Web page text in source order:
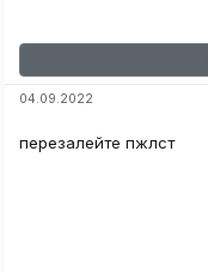
04.09.2022
перезалейте пжлст